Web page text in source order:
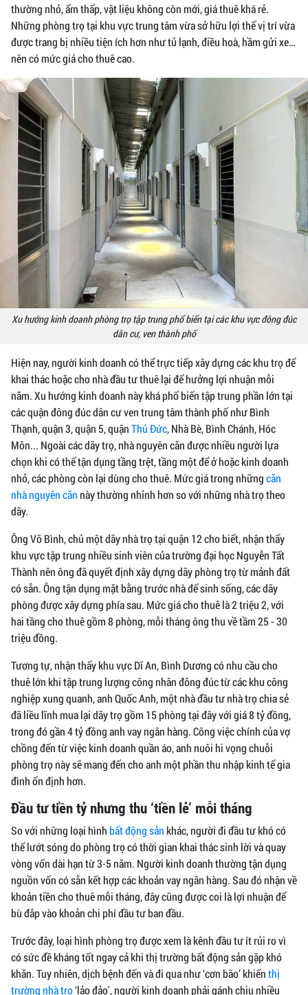
thường nhỏ, ẩm thấp, vật liệu không còn mới, giá thuê khá rẻ.
Những phòng trọ tại khu vực trung tâm vừa sở hữu lợi thế vị trí vừa
được trang bị nhiều tiện ích hơn như tủ lạnh, điều hoà, hầm gửi xe…
nên có mức giá cho thuê cao.
Xu hướng kinh doanh phòng trọ tập trung phổ biến tại các khu vực đông đúc
dân cư, ven thành phố
Hiện nay, người kinh doanh có thể trực tiếp xây dựng các khu trọ để
khai thác hoặc cho nhà đầu tư thuê lại để hưởng lợi nhuận mỗi
năm. Xu hướng kinh doanh này khá phổ biến tập trung phần lớn tại
các quận đông đúc dân cư ven trung tâm thành phố như Bình
Thạnh, quận 3, quận 5, quậnThủ Đức, Nhà Bè, Bình Chánh, Hóc
Môn... Ngoài các dãy trọ, nhà nguyên căn được nhiều người lựa
chọn khi có thể tận dụng tầng trệt, tầng một để ở hoặc kinh doanh
nhỏ, các phòng còn lại dùng cho thuê. Mức giá trong nhữngcăn
nhà nguyên cănnày thường nhỉnh hơn so với những nhà trọ theo
dãy.
Ông Võ Bình, chủ một dãy nhà trọ tại quận 12 cho biết, nhận thấy
khu vực tập trung nhiều sinh viên của trường đại học Nguyễn Tất
Thành nên ông đã quyết định xây dựng dãy phòng trọ từ mảnh đất
có sẵn. Ông tận dụng mặt bằng trước nhà để sinh sống, các dãy
phòng được xây dựng phía sau. Mức giá cho thuê là 2 triệu 2, với
hai tầng cho thuê gồm 8 phòng, mỗi tháng ông thu về tầm 25 - 30
triệu đồng.
Tương tự, nhận thấy khu vực Dĩ An, Bình Dương có nhu cầu cho
thuê lớn khi tập trung lượng công nhân đông đúc từ các khu công
nghiệp xung quanh, anh Quốc Anh, một nhà đầu tư nhà trọ chia sẻ
đã liều lĩnh mua lại dãy trọ gồm 15 phòng tại đây với giá 8 tỷ đồng,
trong đó gần 4 tỷ đồng anh vay ngân hàng. Công việc chính của vợ
chồng đến từ việc kinh doanh quần áo, anh nuôi hi vọng chuỗi
phòng trọ này sẽ mang đến cho anh một phần thu nhập kinh tế gia
đình ổn định hơn.
Đầu tư tiền tỷ nhưng thu ‘tiền lẻ’ mỗi tháng
So với những loại hình bất động sản khác, người đi đầu tư khó có
thể lướt sóng do phòng trọ có thời gian khai thác sinh lời và quay
vòng vốn dài hạn từ 3-5 năm. Người kinh doanh thường tận dụng
nguồn vốn có sẵn kết hợp các khoản vay ngân hàng. Sau đó nhận về
khoản tiền cho thuê mỗi tháng, đây cũng được coi là lợi nhuận để
bù đắp vào khoản chi phí đầu tư ban đầu.
Trước đây, loại hình phòng trọ được xem là kênh đầu tư ít rủi ro vì
có sức đề kháng tốt ngay cả khi thị trường bất động sản gặp khó
khăn. Tuy nhiên, dịch bệnh đến và đi qua như ‘cơn bão’ khiếnthị
trường nhà trọ‘lảo đảo', người kinh doanh phải gánh chịu nhiều